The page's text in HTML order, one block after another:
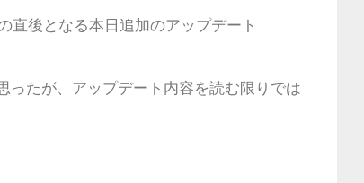
直後となる本日追加のアップデート
ったが、アップデート内容を読む限りでは